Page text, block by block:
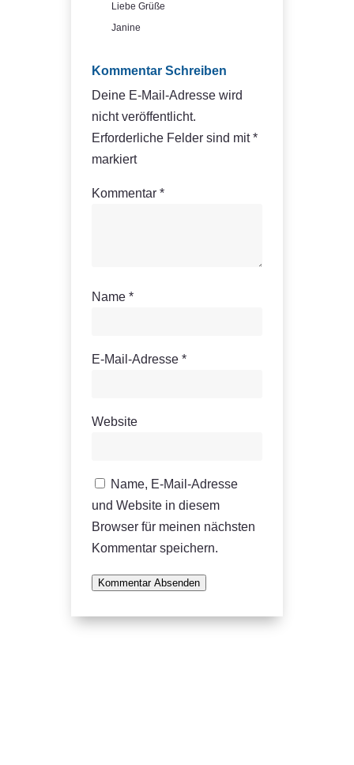
Liebe Grüße
Janine
Kommentar Schreiben
Deine E-Mail-Adresse wird
nicht veröffentlicht.
Erforderliche Felder sind mit*
markiert
Kommentar*
Name*
E-Mail-Adresse*
Website
Name, E-Mail-Adresse
und Website in diesem
Browser für meinen nächsten
Kommentar speichern.
Kommentar Absenden